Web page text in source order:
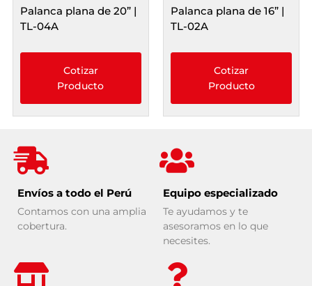
Palanca plana de 20” |
TL-04A
Cotizar
Producto
Palanca plana de 16” |
TL-02A
Cotizar
Producto
Envíos a todo el Perú
Contamos con una amplia
cobertura.
Equipo especializado
Te ayudamos y te
asesoramos en lo que
necesites.